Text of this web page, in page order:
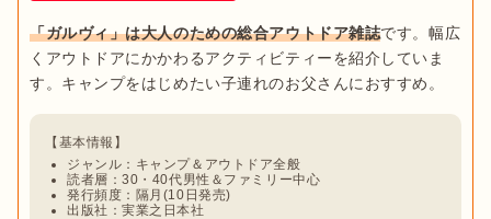
「ガルヴィ」は大人のための総合アウトドア雑誌です。幅広
くアウトドアにかかわるアクティビティーを紹介していま
ジャンル：キャンプ＆アウトドア全般
読者層：30・40代男性＆ファミリー中心
発行頻度：隔月(10日発売)
出版社：実業之日本社